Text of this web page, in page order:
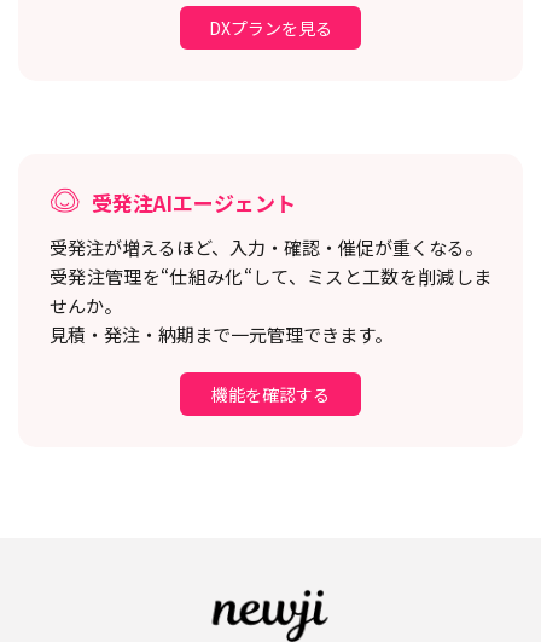
DXプランを見る
受発注AIエージェント
受発注が増えるほど、入力・確認・催促が重くなる。
受発注管理を“仕組み化“して、ミスと工数を削減しま
せんか。
見積・発注・納期まで一元管理できます。
機能を確認する